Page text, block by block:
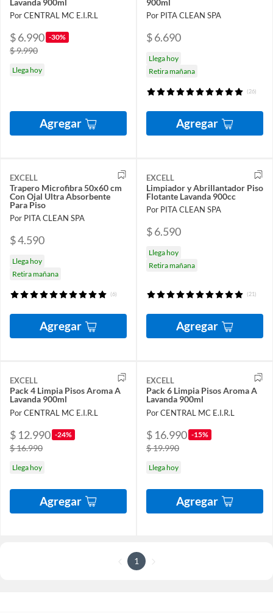
Lavanda 900ml
Por CENTRAL MC E.I.R.L
$ 6.990 -30%
$ 9.990
Llega hoy
Agregar
900ml
Por PITA CLEAN SPA
$ 6.690
Llega hoy
Retira mañana
(26)
Agregar
EXCELL
Trapero Microfibra 50x60 cm
Con Ojal Ultra Absorbente
Para Piso
Por PITA CLEAN SPA
$ 4.590
Llega hoy
Retira mañana
(6)
Agregar
EXCELL
Limpiador y Abrillantador Piso
Flotante Lavanda 900cc
Por PITA CLEAN SPA
$ 6.590
Llega hoy
Retira mañana
(21)
Agregar
EXCELL
Pack 4 Limpia Pisos Aroma A
Lavanda 900ml
Por CENTRAL MC E.I.R.L
$ 12.990 -24%
$ 16.990
Llega hoy
Agregar
EXCELL
Pack 6 Limpia Pisos Aroma A
Lavanda 900ml
Por CENTRAL MC E.I.R.L
$ 16.990 -15%
$ 19.990
Llega hoy
Agregar
1